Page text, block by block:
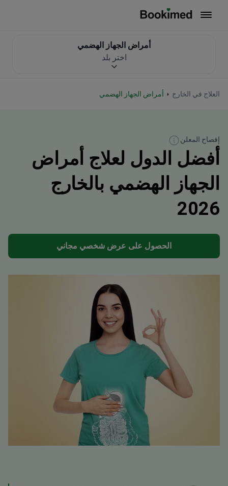
العلاج في الخارج أمراض الجهاز الهضمي
أمراض الجهاز الهضمي
اختر بلد
إفصاح المعلن
أفضل الدول لعلاج أمراض
الجهاز الهضمي بالخارج
2026
الحصول على عرض شخصي مجاني